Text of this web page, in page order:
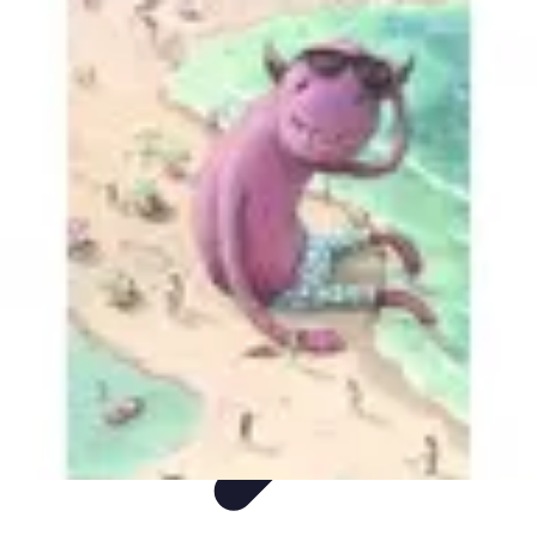
Décoration PeintureBien-être Événementiel
Easy DIY Ideas